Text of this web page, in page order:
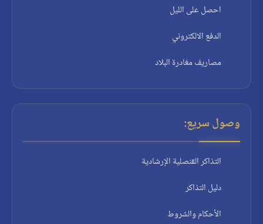
احصل على الليل
الدفع الالكتروني
مصاريف مغادرة البلاد
وصول سريع:
التذاكر القنصلية الإرشادية
دليل التذاكر
الأحكام والشروط